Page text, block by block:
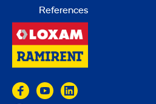
References